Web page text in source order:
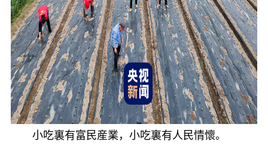
小吃裏有富民産業，小吃裏有人民情懷。